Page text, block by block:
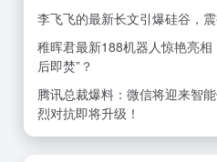
李飞飞的最新长文引爆硅谷，
稚晖君最新188机器人惊艳亮相
后即焚”？
腾讯总裁爆料：微信将迎来智
烈对抗即将升级！